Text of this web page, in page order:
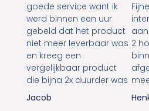
goede service want ik
werd binnen een uur
gebeld dat het product
niet meer leverbaar was
en kreeg een
vergelijkbaar product
die bijna 2x duurder was
Jacob
2